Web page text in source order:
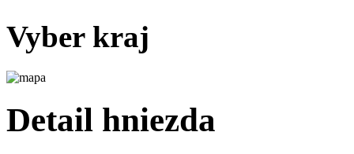
Vyber kraj
Detail hniezda